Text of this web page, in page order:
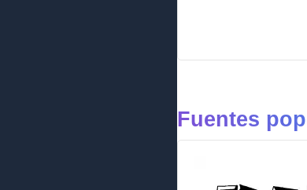
Fuentes